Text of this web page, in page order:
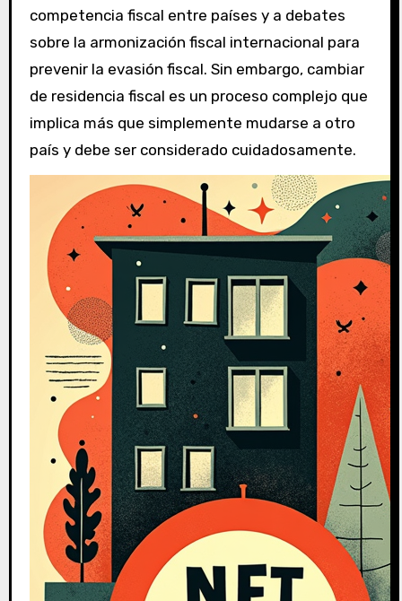
competencia fiscal entre países y a debates
sobre la armonización fiscal internacional para
prevenir la evasión fiscal. Sin embargo, cambiar
de residencia fiscal es un proceso complejo que
implica más que simplemente mudarse a otro
país y debe ser considerado cuidadosamente.